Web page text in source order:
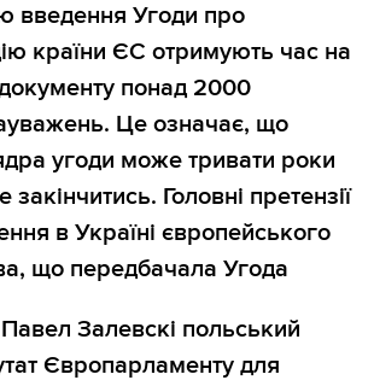
введення Угоди про
країни ЄС отримують час на
понад 2000
Це означає, що
угоди може тривати роки
закінчитись. Головні претензії
в Україні європейського
що передбачала Угода
Залевскі польський
Європарламенту для